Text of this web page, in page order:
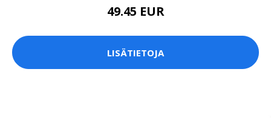
49.45 EUR
LISÄTIETOJA